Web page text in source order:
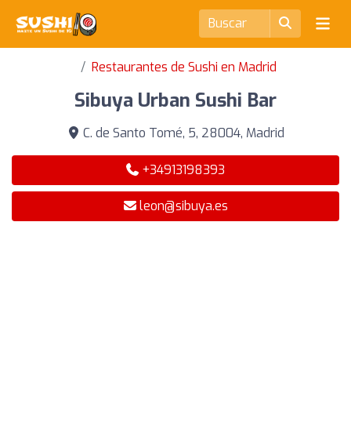
Restaurantes de Sushi en Madrid
Sibuya Urban Sushi Bar
C. de Santo Tomé, 5, 28004, Madrid
+34913198393
leon@sibuya.es